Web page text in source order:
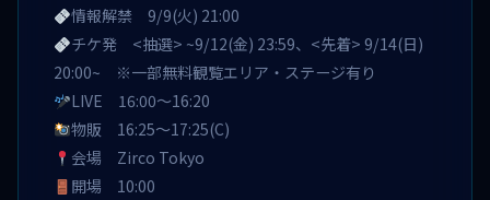
情報解禁 9/9(火) 21:00
チケ発 <抽選> ~9/12(金) 23:59、<先着> 9/14(日)
20:00~ ※一部無料観覧エリア・ステージ有り
LIVE 16:00〜16:20
物販 16:25〜17:25(C)
会場 Zirco Tokyo
開場 10:00